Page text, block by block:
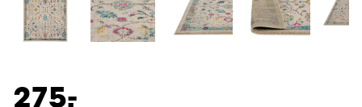
275.
-